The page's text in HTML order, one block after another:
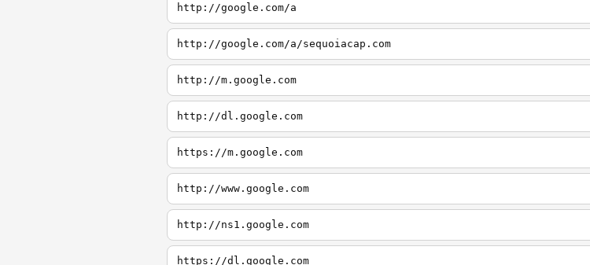
http://google.com/a
http://google.com/a/sequoiacap.com
http://m.google.com
http://dl.google.com
https://m.google.com
http://www.google.com
http://ns1.google.com
https://dl.google.com